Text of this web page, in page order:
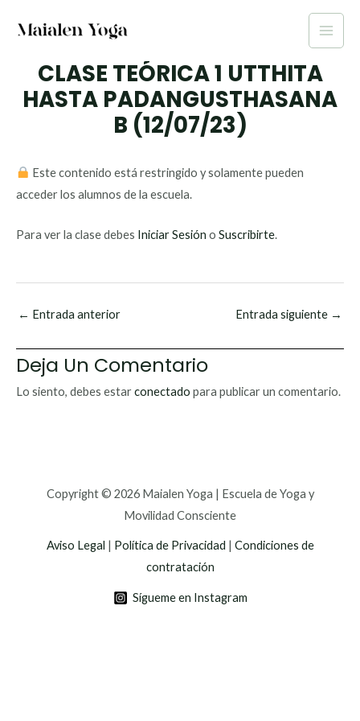
Main
CLASE TEÓRICA 1 UTTHITA
HASTA PADANGUSTHASANA
B (12/07/23)
Este contenido está restringido y solamente pueden
acceder los alumnos de la escuela.
Para ver la clase debes Iniciar Sesión o Suscribirte.
← Entrada anterior Entrada siguiente →
Deja Un Comentario
Lo siento, debes estarconectado para publicar un comentario.
Copyright © 2026 Maialen Yoga | Escuela de Yoga y
Movilidad Consciente
Aviso Legal | Política de Privacidad | Condiciones de
contratación
Sígueme en Instagram